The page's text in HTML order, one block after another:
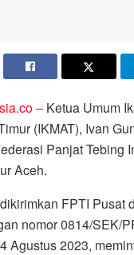
– Ketua Umum
(IKMAT), Ivan
Panjat Tebing
Aceh.
FPTI Pusat
nomor 0814/SEK/
Agustus 2023,